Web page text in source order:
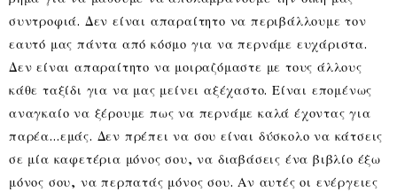
συντροφιά. Δεν είναι απαραίτητο να περιβάλλουμε τον
εαυτό μας πάντα από κόσμο για να περνάμε ευχάριστα.
Δεν είναι απαραίτητο να μοιραζόμαστε με τους άλλους
κάθε ταξίδι για να μας μείνει αξέχαστο. Είναι επομένως
αναγκαίο να ξέρουμε πως να περνάμε καλά έχοντας για
παρέα…εμάς. Δεν πρέπει να σου είναι δύσκολο να κάτσεις
σε μία καφετέρια μόνος σου, να διαβάσεις ένα βιβλίο έξω
μόνος σου, να περπατάς μόνος σου. Αν αυτές οι ενέργειες